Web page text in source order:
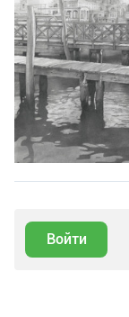
Войти